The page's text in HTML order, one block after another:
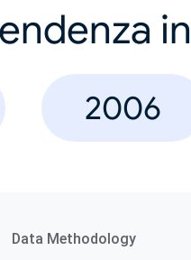
in
2006
Data Methodology